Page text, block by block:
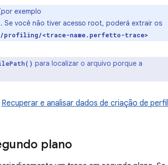
exemplo
Se você não tiver acesso root, poderá extrair os
<trace-name.perfetto-trace>
para localizar o arquivo porque a
Recuperar e analisar dados de criação de perfil
plano